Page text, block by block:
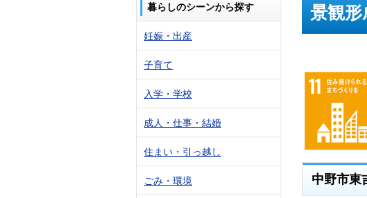
景観形
中野市東
暮らしのシーンから探す
妊娠・出産
子育て
入学・学校
成人・仕事・結婚
住まい・引っ越し
ごみ・環境